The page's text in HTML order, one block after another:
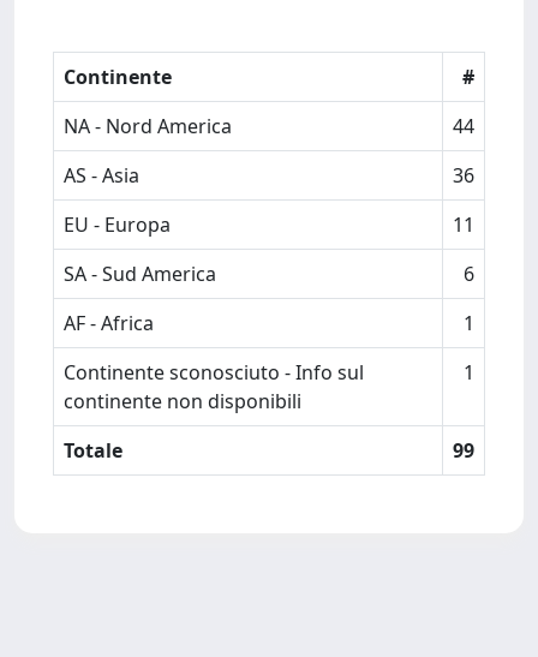
Continente
#
NA - Nord America
44
AS - Asia
36
EU - Europa
11
SA - Sud America
6
AF - Africa
1
Continente sconosciuto - Info sul
continente non disponibili
1
Totale 99